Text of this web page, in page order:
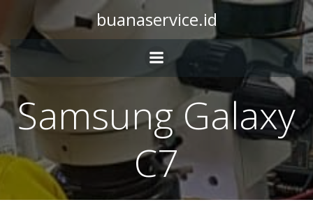
buanaservice.id
Samsung Galaxy
C7